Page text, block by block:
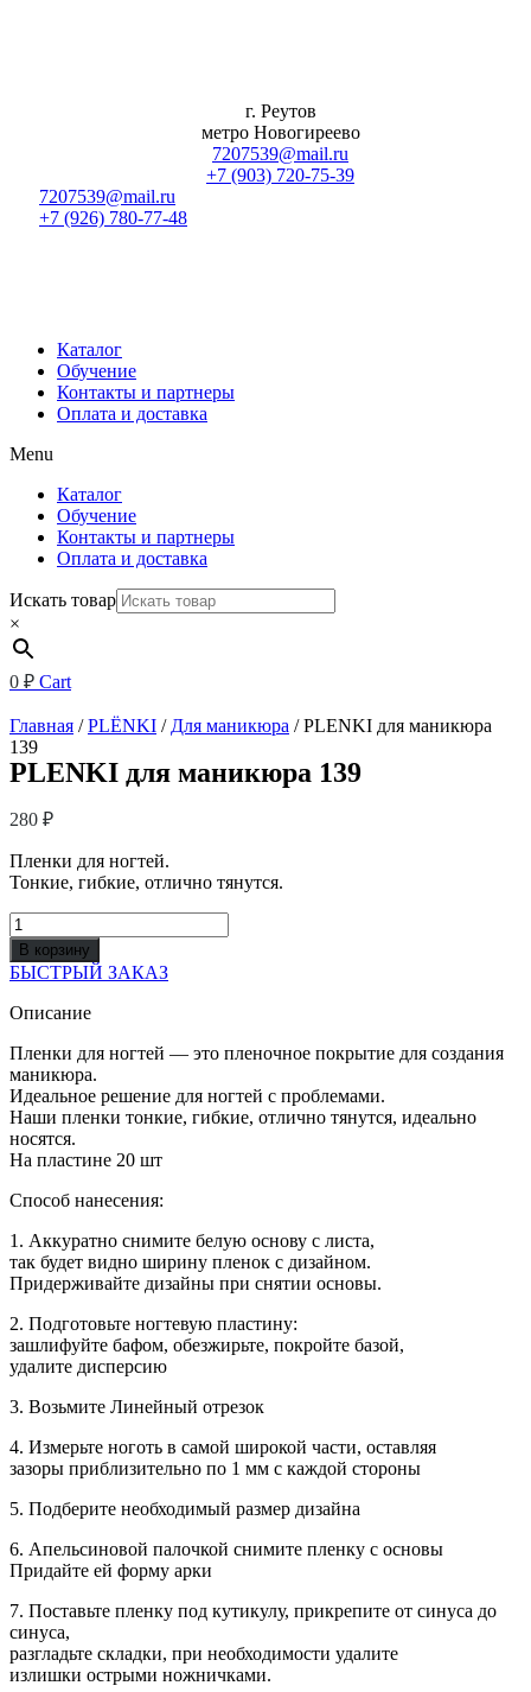
г. Реутов
метро Новогиреево
7207539@mail.ru
+7 (903) 720-75-39
7207539@mail.ru
+7 (926) 780-77-48
Каталог
Обучение
Контакты и партнеры
Оплата и доставка
Menu
Каталог
Обучение
Контакты и партнеры
Оплата и доставка
Искать товар
×
0 ₽ Cart
Главная /PLЁNKI / Для маникюра / PLENKI для маникюра
139
PLENKI для маникюра 139
280 ₽
Пленки для ногтей.
Тонкие, гибкие, отлично тянутся.
Количество
товара
PLENKI
для
маникюра
В корзину
БЫСТРЫЙ ЗАКАЗ
Описание
Пленки для ногтей — это пленочное покрытие для создания
маникюра.
Идеальное решение для ногтей с проблемами.
Наши пленки тонкие, гибкие, отлично тянутся, идеально
носятся.
На пластине 20 шт
Способ нанесения:
1. Аккуратно снимите белую основу с листа,
так будет видно ширину пленок с дизайном.
Придерживайте дизайны при снятии основы.
2. Подготовьте ногтевую пластину:
зашлифуйте бафом, обезжирьте, покройте базой,
удалите дисперсию
3. Возьмите Линейный отрезок
4. Измерьте ноготь в самой широкой части, оставляя
зазоры приблизительно по 1 мм с каждой стороны
5. Подберите необходимый размер дизайна
6. Апельсиновой палочкой снимите пленку с основы
Придайте ей форму арки
7. Поставьте пленку под кутикулу, прикрепите от синуса до
синуса,
разгладьте складки, при необходимости удалите
излишки острыми ножничками.